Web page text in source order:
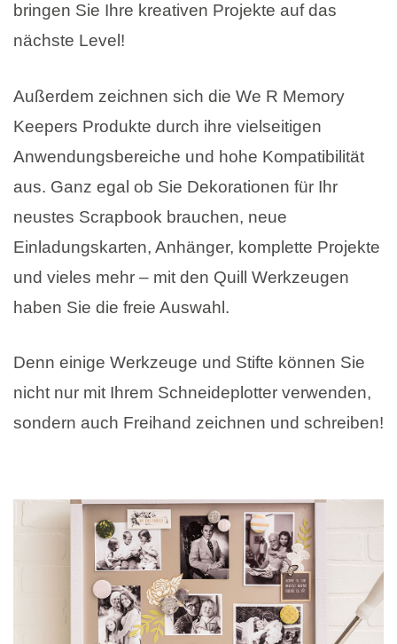
bringen Sie Ihre kreativen Projekte auf das
nächste Level!
Außerdem zeichnen sich die We R Memory
Keepers Produkte durch ihre vielseitigen
Anwendungsbereiche und hohe Kompatibilität
aus. Ganz egal ob Sie Dekorationen für Ihr
neustes Scrapbook brauchen, neue
Einladungskarten, Anhänger, komplette Projekte
und vieles mehr – mit den Quill Werkzeugen
haben Sie die freie Auswahl.
Denn einige Werkzeuge und Stifte können Sie
nicht nur mit Ihrem Schneideplotter verwenden,
sondern auch Freihand zeichnen und schreiben!